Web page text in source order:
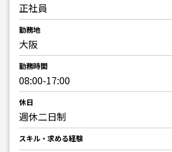
正社員
勤務地
大阪
勤務時間
08:00-17:00
休日
週休二日制
スキル・求める経験